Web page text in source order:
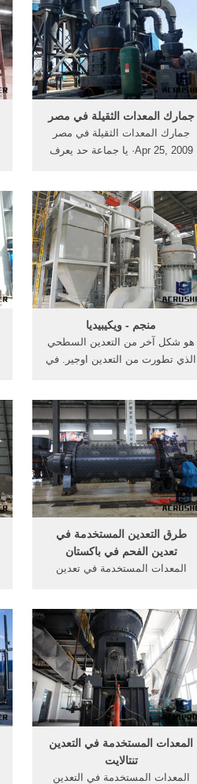
الكوك بـالفحم المُتكوك.
جمارك المعدات الثقيلة في مصر
جمارك المعدات الثقيلة في مصر
Apr 25, 2009· يا جماعة حد يعرف
الخارج . شركات متخصصة فى بيع
معدات الجيم فى مصر. جمارك
المعدات الثقيلة فى مصر .
منجم - ويكيبيديا
هو شكل آخر من التعدين السطحي
الذي تطورت من التعدين اوجير. في
المستمر التي تدفعها آلية نقل
بوشبيم الهيدروليكية (بتم).
طرق التعدين المستخدمة في
تعدين الفحم في باكستان
المعدات المستخدمة في تعدين
التعدين ... طـرق التعدين .
الفلدسبارات المستخدمة على أى
شوائب من . للحصول علي عملية
التجنيس . الحل ...
المعدات المستخدمة في التعدين
تنتالايت
المعدات المستخدمة في التعدين